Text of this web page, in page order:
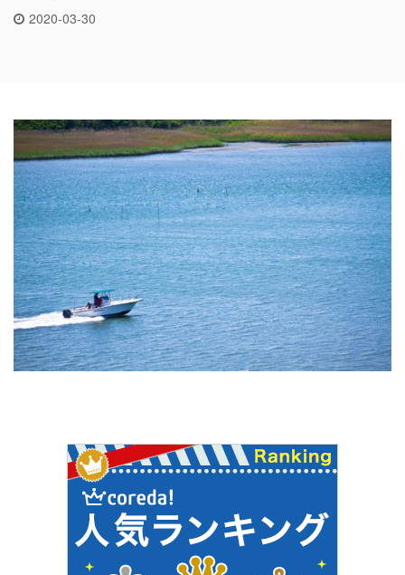
2020-03-30